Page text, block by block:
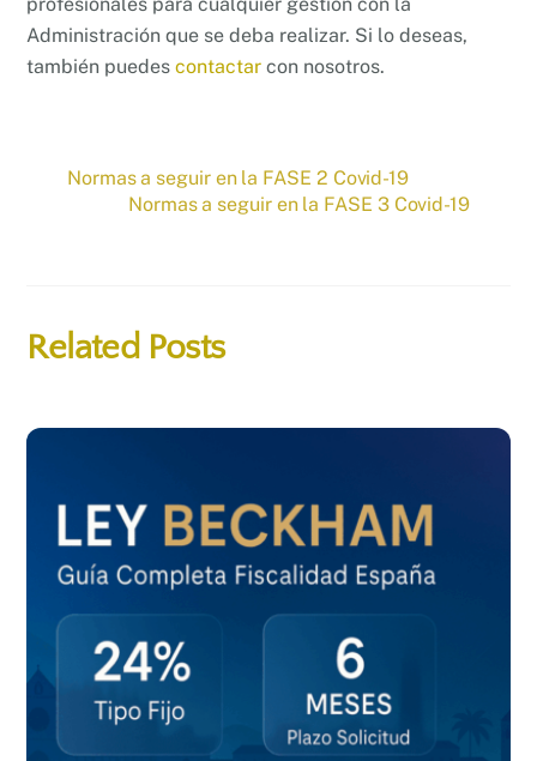
Administración que se deba realizar. Si lo deseas,
también puedescontactar con nosotros.
Normas a seguir en la FASE 2 Covid-19
Normas a seguir en la FASE 3 Covid-19
Related Posts